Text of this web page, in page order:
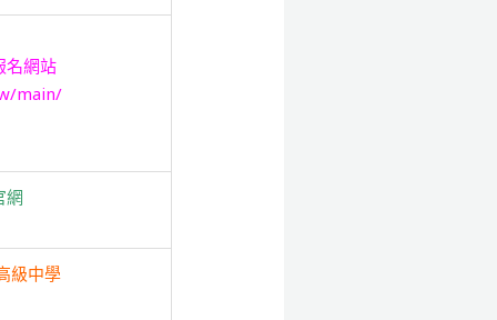
名網站
main/
網
級中學